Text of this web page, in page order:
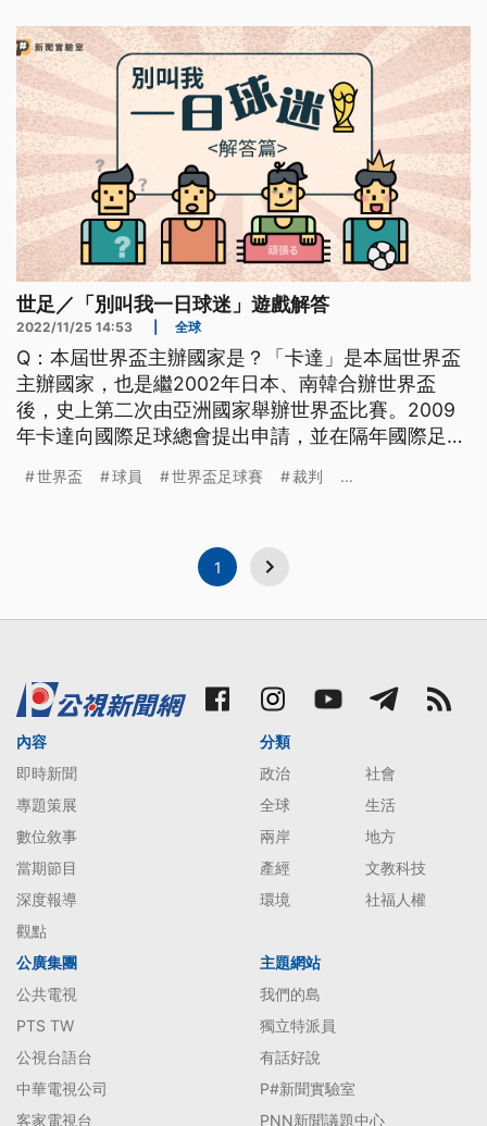
世足／「別叫我一日球迷」遊戲解答
2022/11/25 14:53 全球
Q：本屆世界盃主辦國家是？「卡達」是本屆世界盃
主辦國家，也是繼2002年日本、南韓合辦世界盃
後，史上第二次由亞洲國家舉辦世界盃比賽。2009
年卡達向國際足球總會提出申請，並在隔年國際足總
2022年世界盃主辦權。（圖／美聯社）Q： 請問圖
世界盃 球員 世界盃足球賽 裁判 ...
1
內容
即時新聞
專題策展
數位敘事
當期節目
深度報導
觀點
分類
政治
社會
全球
生活
兩岸
地方
產經
文教科技
環境
社福人權
公廣集團
公共電視
PTS TW
公視台語台
中華電視公司
客家電視台
主題網站
我們的島
獨立特派員
有話好說
P#新聞實驗室
PNN新聞議題中心